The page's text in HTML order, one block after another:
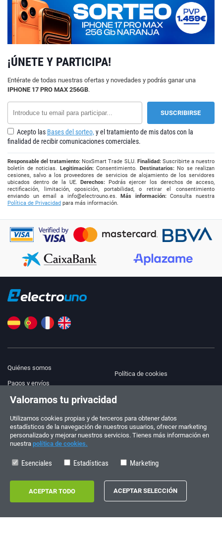
¡ÚNETE Y PARTICIPA!
Entérate de todas nuestras ofertas y novedades y podrás ganar una
IPHONE 17 PRO MAX 256GB.
Acepto las Bases del sorteo, y el tratamiento de mis datos con la
finalidad de recibir comunicaciones comerciales.
Responsable del tratamiento: NoxSmart Trade SLU. Finalidad:Suscribirte a nuestro
boletín de noticias. Legitimación:Consentimiento. Destinatarios:No se realizan
cesiones, salvo a los proveedores de servicios de alojamiento de los servidores
ubicados dentro de la UE.Derechos: Podrás ejercer los derechos de acceso,
rectificación, limitación, oposición, portabilidad, o retirar el consentimiento
enviando un email a info@electrouno.es.Más información:Consulta nuestra
Política de Privacidad para más información.
Quiénes somos
Pagos y envíos
Aviso legal
Política de privacidad
Política de cookies
+34 910 600 459
HORARIO DE VERANO
Lunes a viernes: 10:00 - 14:00
Valoramos tu privacidad
Utilizamos cookies propias y de terceros para obtener datos
estadísticos de la navegación de nuestros usuarios, ofrecer marketing
personalizado y mejorar nuestros servicios. Tienes más información en
nuestra política de cookies.
Esenciales Estadísticas Marketing